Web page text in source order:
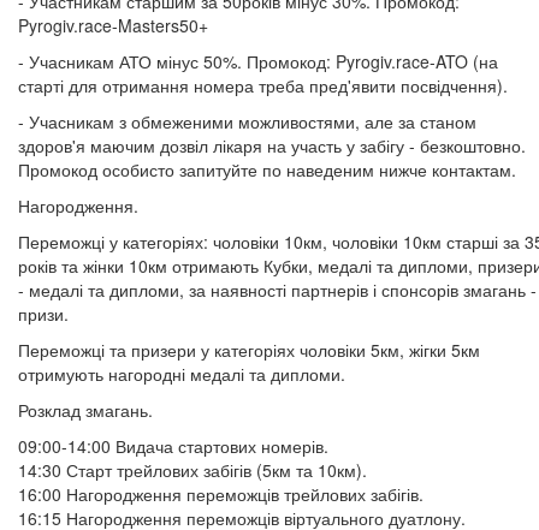
Pyrogiv.race-Masters50+
- Учасникам АТО мінус 50%. Промокод: Pyrogiv.race-ATO (на
старті для отримання номера треба пред'явити посвідчення).
- Учасникам з обмеженими можливостями, але за станом
здоров'я маючим дозвіл лікаря на участь у забігу - безкоштовно.
Промокод особисто запитуйте по наведеним нижче контактам.
Нагородження.
Переможці у категоріях: чоловіки 10км, чоловіки 10км старші за
років та жінки 10км отримають Кубки, медалі та дипломи,
- медалі та дипломи, за наявності партнерів і спонсорів змагань -
призи.
Переможці та призери у категоріях чоловіки 5км, жігки 5км
отримують нагородні медалі та дипломи.
Розклад змагань.
09:00-14:00 Видача стартових номерів.
14:30 Старт трейлових забігів (5км та 10км).
16:00 Нагородження переможців трейлових забігів.
16:15 Нагородження переможців віртуального дуатлону.